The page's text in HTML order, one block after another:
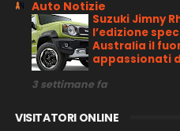
Auto Notizie
Suzuki Jimny
l’edizione
Australia il
appassionati
3 settimane fa
VISITATORI ONLINE